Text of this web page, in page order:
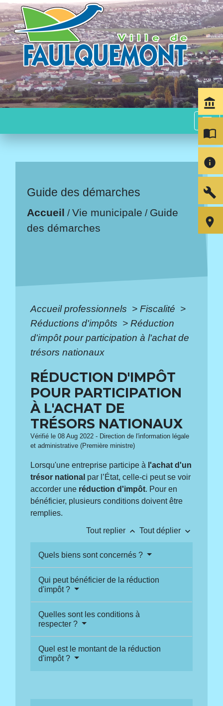
menu
Guide des démarches
Accueil /Vie municipale / Guide
des démarches
Accueil professionnels > Fiscalité >
Réductions d'impôts > Réduction
d'impôt pour participation à l'achat de
trésors nationaux
RÉDUCTION D'IMPÔT
POUR PARTICIPATION
À L'ACHAT DE
TRÉSORS NATIONAUX
Vérifié le 08 Aug 2022 - Direction de l'information légale
et administrative (Première ministre)
Lorsqu'une entreprise participe à l'achatd'un
trésor national par l’État, celle-ci peut se voir
accorder une réduction d'impôt. Pour en
bénéficier, plusieurs conditions doivent être
remplies.
Tout replier keyboard_arrow_up Tout déplier keyboard_arrow_down
Quels biens sont concernés ?
Qui peut bénéficier de la réduction
d'impôt ?
Quelles sont les conditions à
respecter ?
Quel est le montant de la réduction
d'impôt ?
account_balance
import_contacts
info
build
room